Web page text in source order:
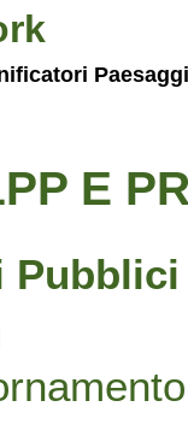
E
Pubblici